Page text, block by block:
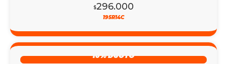
$296.000
195R14C
13% DSCTO